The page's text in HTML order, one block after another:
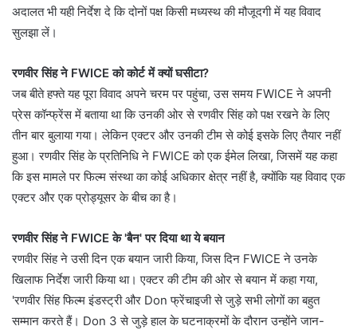
अदालत भी यही निर्देश दे कि दोनों पक्ष किसी मध्यस्थ की मौजूदगी में यह विवाद
सुलझा लें।
रणवीर सिंह ने FWICE को कोर्ट में क्‍यों घसीटा?
जब बीते हफ्ते यह पूरा विवाद अपने चरम पर पहुंचा, उस समय FWICE ने अपनी
प्रेस कॉन्‍फ्रेंस में बताया था कि उनकी ओर से रणवीर सिंह को पक्ष रखने के लिए
तीन बार बुलाया गया। लेकिन एक्‍टर और उनकी टीम से कोई इसके लिए तैयार नहीं
हुआ। रणवीर सिंह के प्रतिनिधि ने FWICE को एक ईमेल लिखा, जिसमें यह कहा
कि इस मामले पर फ‍िल्म संस्था का कोई अधिकार क्षेत्र नहीं है, क्योंकि यह विवाद एक
एक्‍टर और एक प्रोड्यूसर के बीच का है।
रणवीर सिंह ने FWICE के 'बैन' पर दिया था ये बयान
रणवीर सिंह ने उसी दिन एक बयान जारी किया, जिस दिन FWICE ने उनके
ख‍िलाफ निर्देश जारी किया था। एक्‍टर की टीम की ओर से बयान में कहा गया,
'रणवीर सिंह फ‍िल्म इंडस्‍ट्री और Don फ्रेंचाइजी से जुड़े सभी लोगों का बहुत
सम्मान करते हैं। Don 3 से जुड़े हाल के घटनाक्रमों के दौरान उन्होंने जान-